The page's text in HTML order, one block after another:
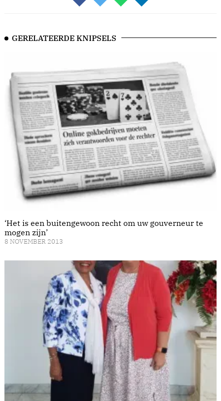
GERELATEERDE KNIPSELS
‘Het is een buitengewoon recht om uw gouverneur te
mogen zijn’
8 NOVEMBER 2013